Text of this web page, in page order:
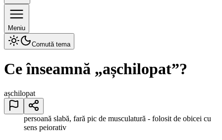
Meniu
Comută tema
Ce înseamnă „așchilopat”?
așchilopat
persoană slabă, fară pic de musculatură - folosit de obicei cu
sens peiorativ